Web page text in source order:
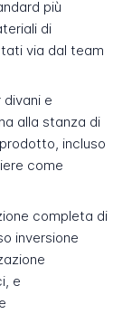
più
di
via dal team
e
alla stanza di
incluso
come
completa di
inversione
e